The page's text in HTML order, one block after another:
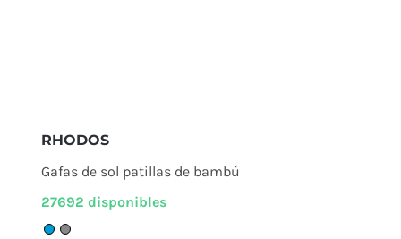
RHODOS
Gafas de sol patillas de bambú
27692 disponibles